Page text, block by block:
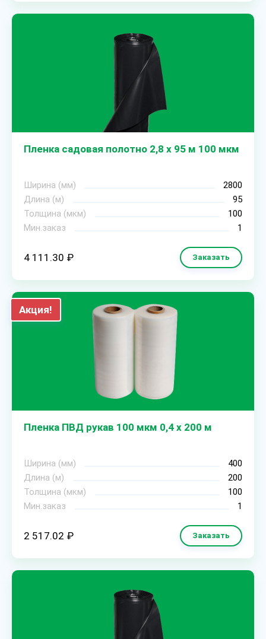
Пленка садовая полотно 2,8 х 95 м 100 мкм
Ширина (мм)
2800
Длина (м)
95
Толщина (мкм)
100
Мин.заказ
1
4 111.30 ₽ Заказать
Акция!
Пленка ПВД рукав 100 мкм 0,4 х 200 м
Ширина (мм)
400
Длина (м)
200
Толщина (мкм)
100
Мин.заказ
1
2 517.02 ₽ Заказать